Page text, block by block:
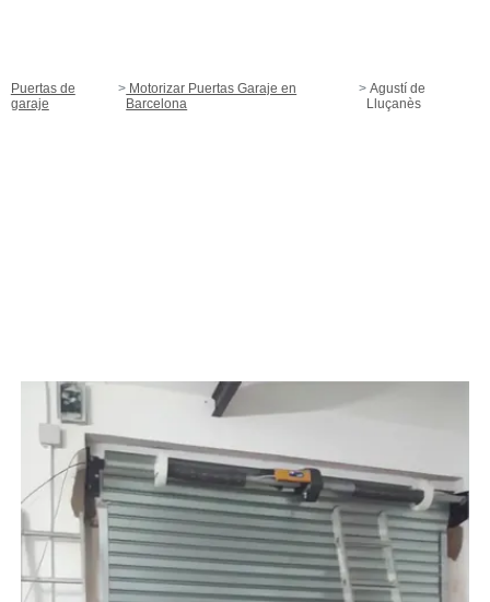
Puertas de
garaje
Motorizar Puertas Garaje en
Barcelona
Agustí de
Lluçanès